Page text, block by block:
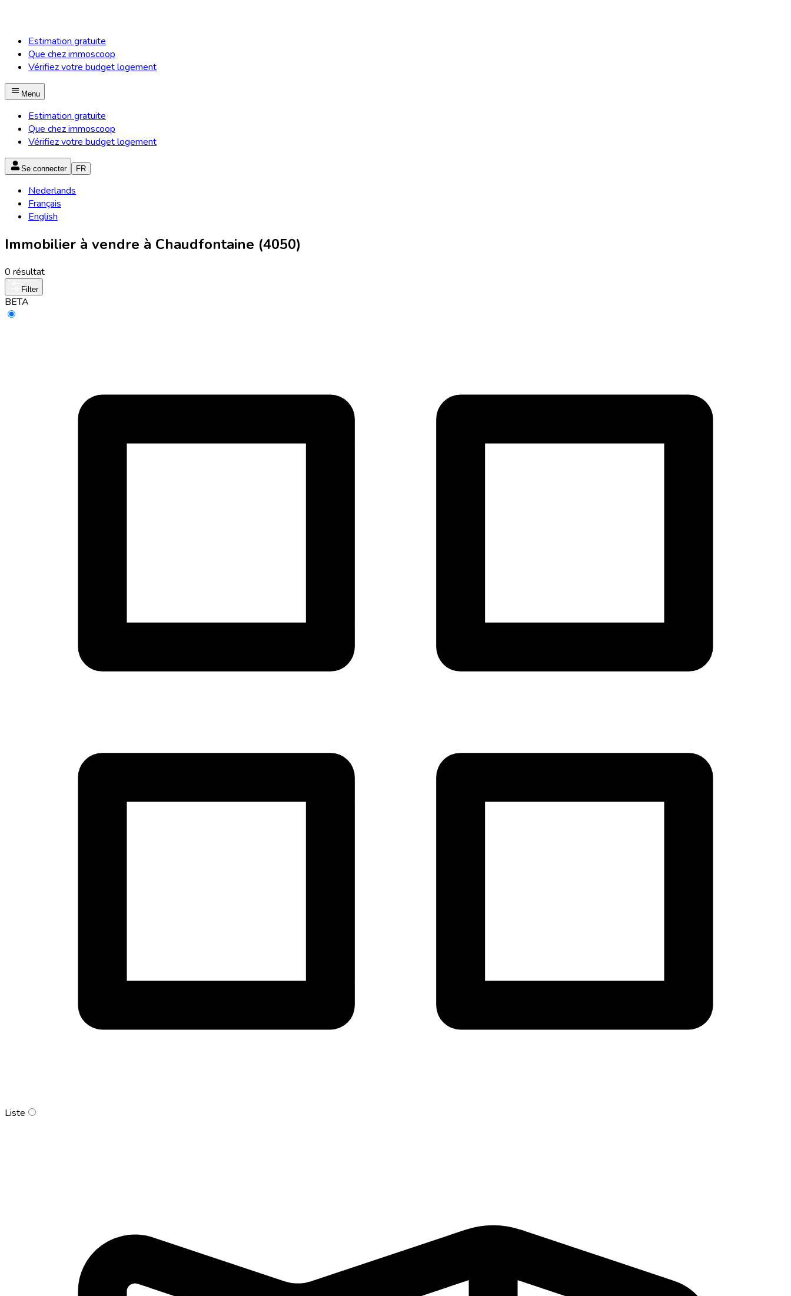
Estimation gratuite
Que chez immoscoop
Vérifiez votre budget logement
Menu
Estimation gratuite
Que chez immoscoop
Vérifiez votre budget logement
Se connecter FR
Nederlands
Français
English
Immobilier à vendre à Chaudfontaine (4050)
0 résultat
Filter
BETA
Liste